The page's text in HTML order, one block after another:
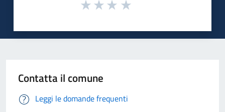
Contatta il comune
Leggi le domande frequenti